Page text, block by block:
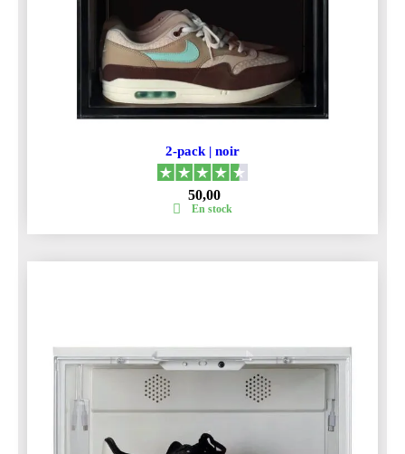
2-pack | noir
50,00
En stock